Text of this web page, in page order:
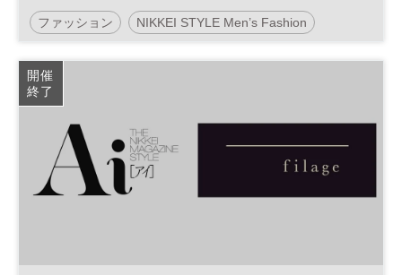
ファッション NIKKEI STYLE Men’s Fashion
NIKKEI STYLE
開催
終了